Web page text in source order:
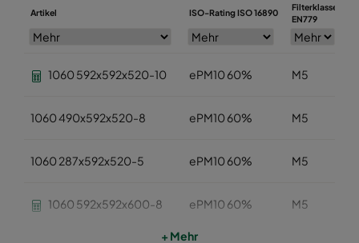
Artikel ISO-Rating ISO 16890
Filterklasse
EN779
1060 592x592x520-10 ePM10 60% M5
1060 490x592x520-8 ePM10 60% M5
1060 287x592x520-5 ePM10 60% M5
1060 592x592x600-8 ePM10 60% M5
+ Mehr